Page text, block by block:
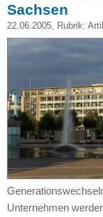
Sachsen
22.06.2005, Rubrik:
Unternehmen